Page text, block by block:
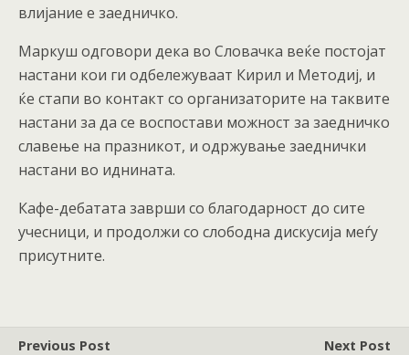
влијание е заедничко.
Маркуш одговори дека во Словачка веќе постојат
настани кои ги одбележуваат Кирил и Методиј, и
ќе стапи во контакт со организаторите на таквите
настани за да се воспостави можност за заедничко
славење на празникот, и одржување заеднички
настани во иднината.
Кафе-дебатата заврши со благодарност до сите
учесници, и продолжи со слободна дискусија меѓу
присутните.
Previous Post
Next Post